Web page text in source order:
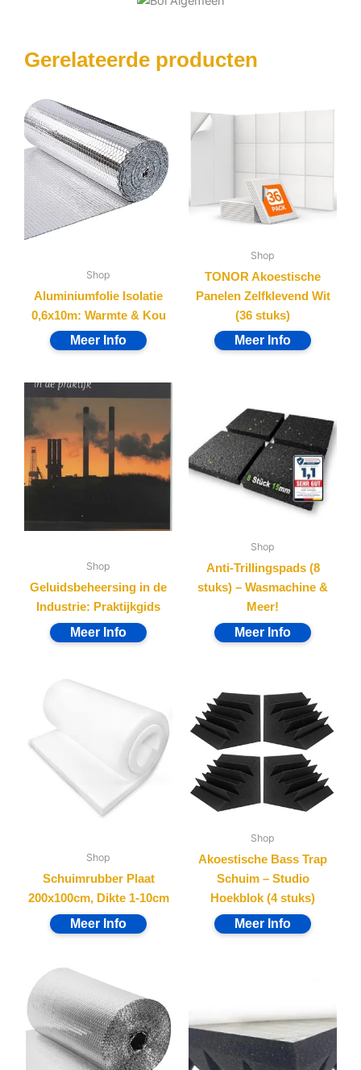
Gerelateerde producten
Shop
Aluminiumfolie Isolatie
0,6x10m: Warmte & Kou
Shop
TONOR Akoestische
Panelen Zelfklevend Wit
(36 stuks)
Shop
Geluidsbeheersing in de
Industrie: Praktijkgids
Shop
Anti-Trillingspads (8
stuks) – Wasmachine &
Meer!
Shop
Schuimrubber Plaat
200x100cm, Dikte 1-10cm
Shop
Akoestische Bass Trap
Schuim – Studio
Hoekblok (4 stuks)